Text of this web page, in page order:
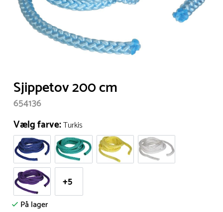
1
of
1
Sjippetov 200 cm
654136
Vælg farve:Turkis
+5
På lager